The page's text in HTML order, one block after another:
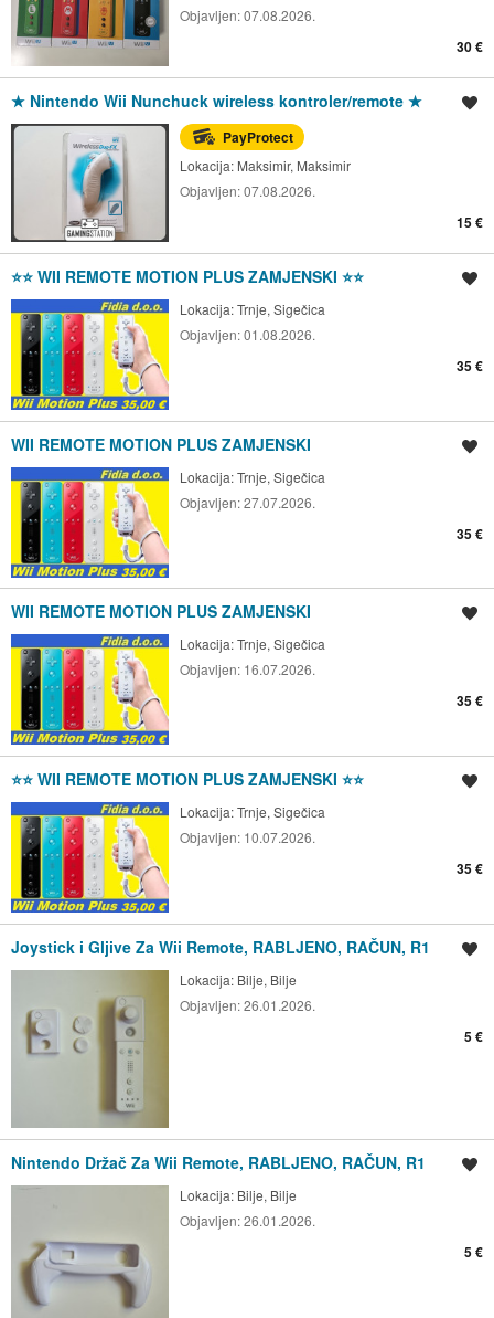
Objavljen:07.08.2026.
30 €
★ Nintendo Wii Nunchuck wireless kontroler/remote ★
PayProtect
Lokacija: Maksimir, Maksimir
Objavljen:07.08.2026.
15 €
⭐️⭐️ WII REMOTE MOTION PLUS ZAMJENSKI ⭐️⭐️
Lokacija:Trnje, Sigečica
Objavljen:01.08.2026.
35 €
WII REMOTE MOTION PLUS ZAMJENSKI
Lokacija:Trnje, Sigečica
Objavljen:27.07.2026.
35 €
WII REMOTE MOTION PLUS ZAMJENSKI
Lokacija:Trnje, Sigečica
Objavljen: 16.07.2026.
35 €
⭐️⭐️ WII REMOTE MOTION PLUS ZAMJENSKI ⭐️⭐️
Lokacija:Trnje, Sigečica
Objavljen: 10.07.2026.
35 €
Joystick i Gljive Za Wii Remote, RABLJENO, RAČUN, R1
Lokacija: Bilje, Bilje
Objavljen:26.01.2026.
5 €
Nintendo Držač Za Wii Remote, RABLJENO, RAČUN, R1
Lokacija: Bilje, Bilje
Objavljen:26.01.2026.
5 €